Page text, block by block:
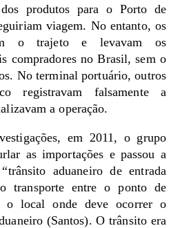
produtos para o Porto de
viagem. No entanto, os
o trajeto e levavam os
compradores no Brasil, sem o
No terminal portuário, outros
registravam falsamente a
a operação.
em 2011, o grupo
as importações e passou a
aduaneiro de entrada
transporte entre o ponto de
o local onde deve ocorrer o
(Santos). O trânsito era